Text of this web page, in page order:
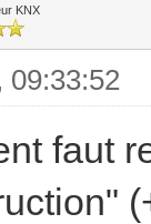
KNX
09:33:52
faut